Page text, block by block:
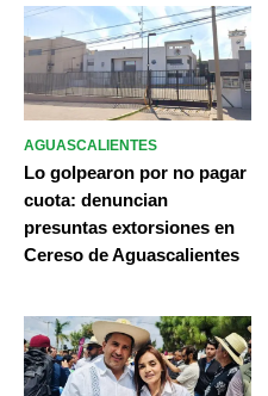
AGUASCALIENTES
Lo golpearon por no pagar
cuota: denuncian
presuntas extorsiones en
Cereso de Aguascalientes